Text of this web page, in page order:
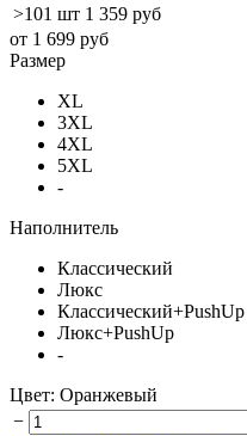
>101 шт 1 359 руб
от 1 699 руб
Размер
XL
3XL
4XL
5XL
-
Наполнитель
Классический
Люкс
Классический+PushUp
Люкс+PushUp
-
Цвет: Оранжевый
−